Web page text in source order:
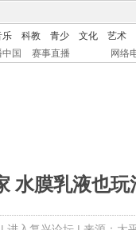
乐 科教 青少 文化
艺术
国 赛事直播 网络
水膜乳液也玩